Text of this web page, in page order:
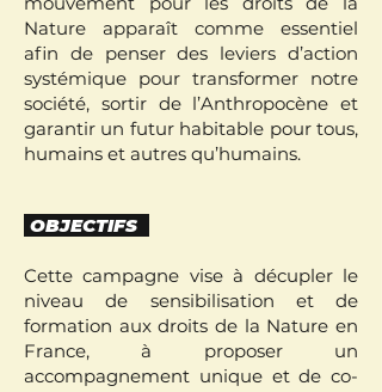
Nature apparaît comme essentiel
afin de penser des leviers d’action
systémique pour transformer notre
société, sortir de l’Anthropocène et
garantir un futur habitable pour tous,
humains et autres qu’humains.
OBJECTIFS
Cette campagne vise à décupler le
niveau de sensibilisation et de
formation aux droits de la Nature en
France, à proposer un
accompagnement unique et de co-